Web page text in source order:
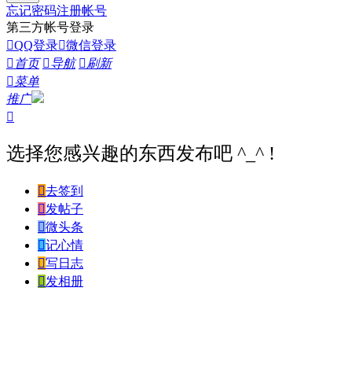
忘记密码注册帐号
第三方帐号登录
QQ登录微信登录
 首页 导航 刷新
菜单
推广

选择您感兴趣的东西发布吧 ^_^ !
去签到
发帖子
微头条
记心情
写日志
发相册